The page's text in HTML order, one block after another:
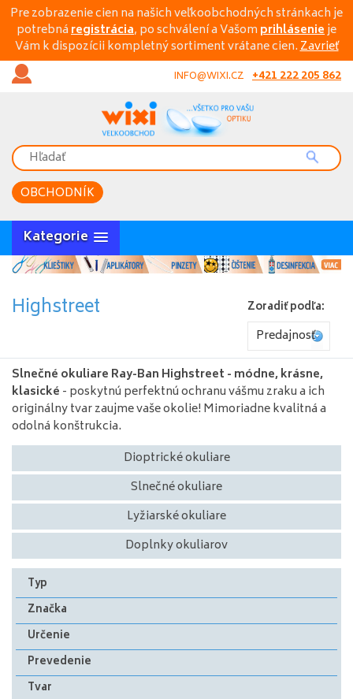
Pre zobrazenie cien na našich veľkoobchodných stránkach je
potrebnáregistrácia, po schválení a Vašom prihlásenieje
Vám k dispozícii kompletný sortiment vrátane cien.Zavrieť
INFO@WIXI.CZ +421 222 205 862
OBCHODNÍK
Kategorie
Highstreet Zoradiť podľa:
Predajnosť
Slnečné okuliare Ray-Ban Highstreet - módne, krásne,
klasické - poskytnú perfektnú ochranuvášmu zrakua ich
originálnytvarzaujmevaše okolie! Mimoriadnekvalitnáa
odolná konštrukcia.
Dioptrické okuliare
Slnečné okuliare
Lyžiarské okuliare
Doplnky okuliarov
Typ
Značka
Určenie
Prevedenie
Tvar